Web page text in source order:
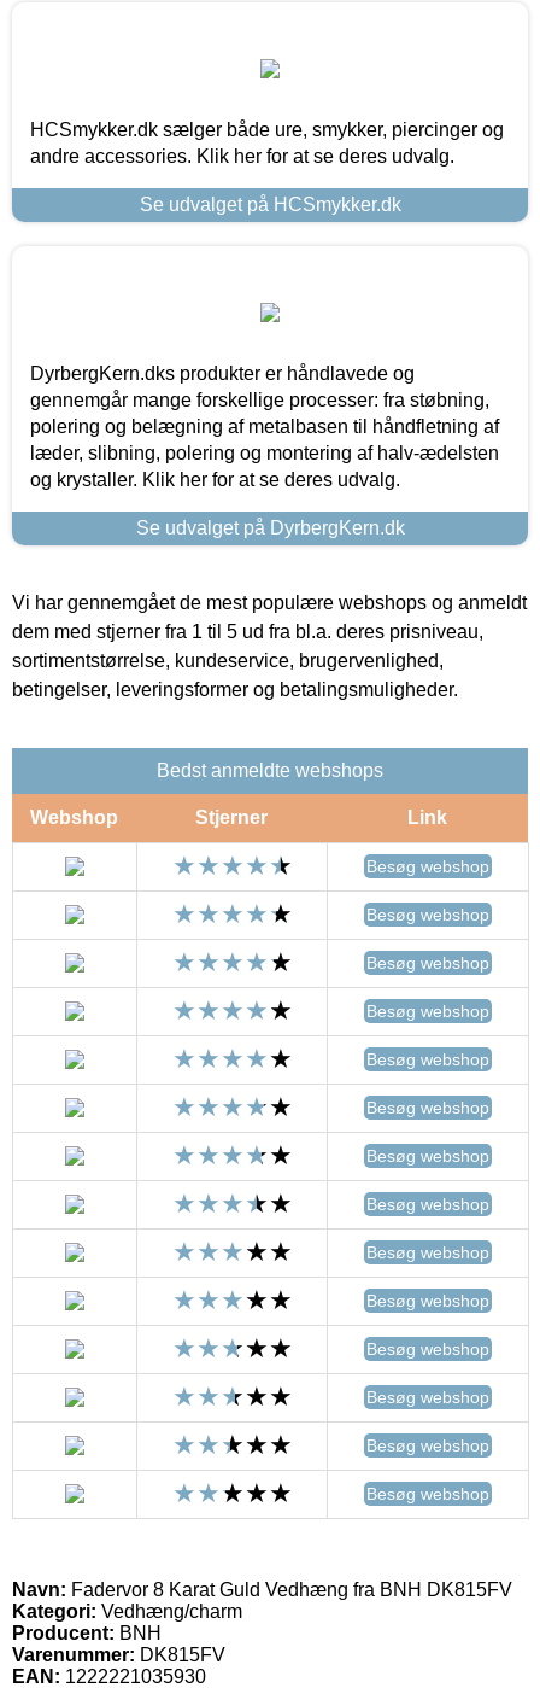
HCSmykker.dk sælger både ure, smykker, piercinger og
andre accessories. Klik her for at se deres udvalg.
Se udvalget på HCSmykker.dk
DyrbergKern.dks produkter er håndlavede og
gennemgår mange forskellige processer: fra støbning,
polering og belægning af metalbasen til håndfletning af
læder, slibning, polering og montering af halv-ædelsten
og krystaller. Klik her for at se deres udvalg.
Se udvalget på DyrbergKern.dk
Vi har gennemgået de mest populære webshops og anmeldt
dem med stjerner fra 1 til 5 ud fra bl.a. deres prisniveau,
sortimentstørrelse, kundeservice, brugervenlighed,
betingelser, leveringsformer og betalingsmuligheder.
Bedst anmeldte webshops
Webshop Stjerner Link
Besøg webshop
Besøg webshop
Besøg webshop
Besøg webshop
Besøg webshop
Besøg webshop
Besøg webshop
Besøg webshop
Besøg webshop
Besøg webshop
Besøg webshop
Besøg webshop
Besøg webshop
Besøg webshop
Navn: Fadervor 8 Karat Guld Vedhæng fra BNH DK815FV
Kategori: Vedhæng/charm
Producent: BNH
Varenummer: DK815FV
EAN: 1222221035930